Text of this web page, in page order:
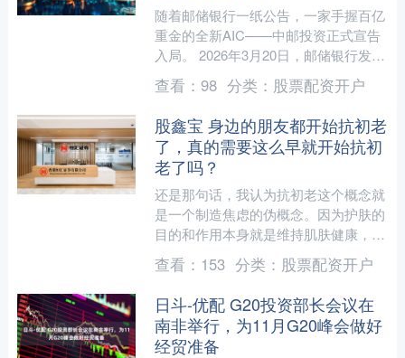
随着邮储银行一纸公告，一家手握百亿
重金的全新AIC——中邮投资正式宣告
入局。 2026年3月20日，邮储银行发布
公告，该行全资筹建的中邮金融资产投
资有限公司（简....
查看： 98 分类： 股票配资开户
股鑫宝 身边的朋友都开始抗初老
了，真的需要这么早就开始抗初
老了吗？
还是那句话，我认为抗初老这个概念就
是一个制造焦虑的伪概念。因为护肤的
目的和作用本身就是维持肌肤健康，缓
解皮肤问题和延缓皮肤的衰老。 当然
前提是你能正确的使用适合....
查看： 153 分类： 股票配资开户
日斗-优配 G20投资部长会议在
南非举行，为11月G20峰会做好
经贸准备